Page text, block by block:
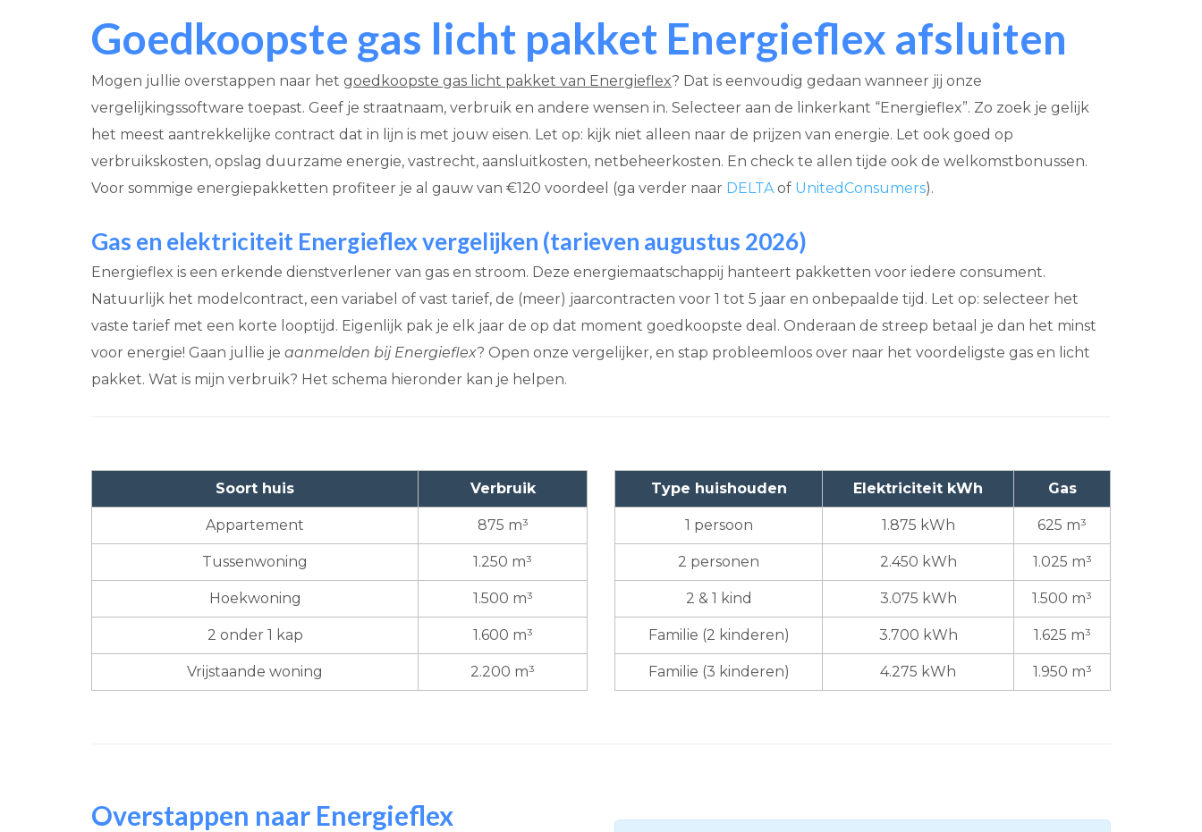
Goedkoopste gas licht pakket Energieflex afsluiten
Mogen jullie overstappen naar het goedkoopste gas licht pakket van Energieflex? Dat is eenvoudig gedaan wanneer jij onze
vergelijkingssoftware toepast. Geef je straatnaam, verbruik en andere wensen in. Selecteer aan de linkerkant “Energieflex”. Zo zoek je gelijk
het meest aantrekkelijke contract dat in lijn is met jouw eisen. Let op: kijk niet alleen naar de prijzen van energie. Let ook goed op
verbruikskosten, opslag duurzame energie, vastrecht, aansluitkosten, netbeheerkosten. En check te allen tijde ook de welkomstbonussen.
Voor sommige energiepakketten profiteer je al gauw van €120 voordeel (ga verder naar DELTAof UnitedConsumers).
Gas en elektriciteit Energieflex vergelijken (tarieven augustus 2026)
Energieflex is een erkende dienstverlener van gas en stroom. Deze energiemaatschappij hanteert pakketten voor iedere consument.
Natuurlijk het modelcontract, een variabel of vast tarief, de (meer) jaarcontracten voor 1 tot 5 jaar en onbepaalde tijd. Let op: selecteer het
vaste tarief met een korte looptijd. Eigenlijk pak je elk jaar de op dat moment goedkoopste deal. Onderaan de streep betaal je dan het minst
voor energie! Gaan jullie je aanmelden bij Energieflex? Open onze vergelijker, en stap probleemloos over naar het voordeligste gas en licht
pakket. Wat is mijn verbruik? Het schema hieronder kan je helpen.
Soort huis Verbruik
Appartement 875 m³
Tussenwoning 1.250 m³
Hoekwoning 1.500 m³
2 onder 1 kap 1.600 m³
Vrijstaande woning 2.200 m³
Type huishouden Elektriciteit kWh Gas
1 persoon 1.875 kWh 625 m³
2 personen 2.450 kWh 1.025 m³
2 & 1 kind 3.075 kWh 1.500 m³
Familie (2 kinderen) 3.700 kWh 1.625 m³
Familie (3 kinderen) 4.275 kWh 1.950 m³
Overstappen naar Energieflex